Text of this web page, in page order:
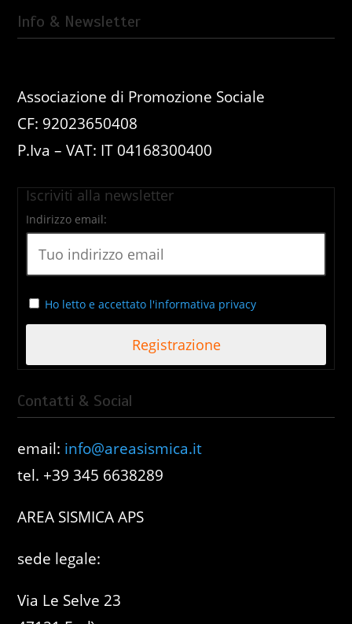
Info & Newsletter
Associazione di Promozione Sociale
CF: 92023650408
P.Iva – VAT: IT 04168300400
Iscriviti alla newsletter
Indirizzo email:
Ho letto e accettato l'informativa privacy
Contatti & Social
email: info@areasismica.it
tel. +39 345 6638289
AREA SISMICA APS
sede legale:
Via Le Selve 23